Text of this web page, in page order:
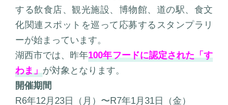
する飲食店、観光施設、博物館、道の駅、食文
化関連スポットを巡って応募するスタンプラリ
ーが始まっています。
湖西市では、昨年100年フードに認定された「す
わま」 が対象となります。
開催期間
R6年12月23日（月）〜R7年1月31日（金）